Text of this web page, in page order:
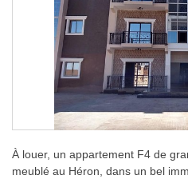
À louer, un appartement F4 de
meublé au Héron, dans un bel